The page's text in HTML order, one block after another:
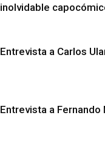
inolvidable
Entrevista a Carlos
Entrevista a Fernando